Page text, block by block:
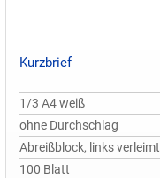
Kurzbrief
1/3 A4 weiß
ohne Durchschlag
Abreißblock, links verleimt
100 Blatt